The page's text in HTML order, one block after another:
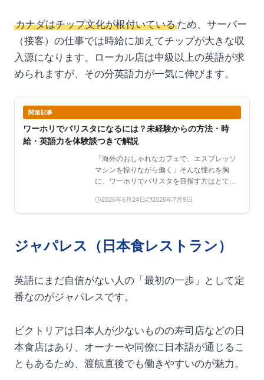
カナダはチップ文化が根付いているため、サーバー
（接客）の仕事では時給に加えてチップが大きな収
入源になります。ローカル店は中級以上の英語が求
められますが、その分英語力が一気に伸びます。
関連記事
ワーホリでバリスタになるには？未経験からの方法・時
給・英語力を体験談つきで解説
「海外のおしゃれなカフェで、エスプレッソ
マシンを操りながら働く」そんな憧れを胸
に、ワーホリでバリスタを目指す方はとても
2026年6月24日 2026年7月9日
ジャパレス（日本食レストラン）
英語にまだ自信がない人の「最初の一歩」として定
番なのがジャパレスです。
ビクトリアは日本人が少ないものの寿司店などの日
本食店はあり、オーナーや同僚に日本語が通じるこ
ともあるため、渡航直後でも働きやすいのが魅力。